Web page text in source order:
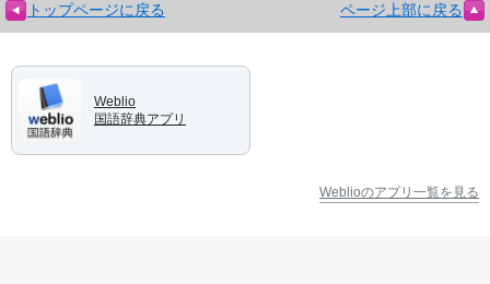
トップページに戻る ページ上部に戻る
Weblio
国語辞典アプリ
Weblioのアプリ一覧を見る